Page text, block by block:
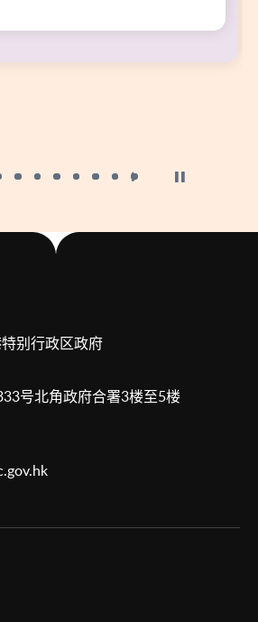
按下以暂停幻灯
别行政区政府
号北角政府合署3楼至5楼